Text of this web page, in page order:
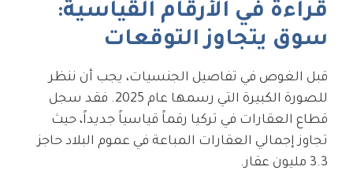
قراءة في الأرقام القياسية:
سوق يتجاوز التوقعات
قبل الغوص في تفاصيل الجنسيات، يجب أن ننظر
للصورة الكبيرة التي رسمها عام 2025. فقد سجل
قطاع العقارات في تركيا رقماً قياسياً جديداً، حيث
تجاوز إجمالي العقارات المباعة في عموم البلاد حاجز
3.3 مليون عقار.